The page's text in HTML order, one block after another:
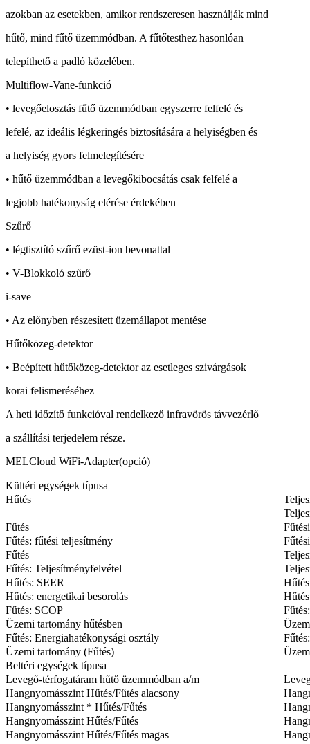
azokban az esetekben, amikor rendszeresen használják mind
hűtő, mind fűtő üzemmódban. A fűtőtesthez hasonlóan
telepíthető a padló közelében.
Multiflow-Vane-funkció
• levegőelosztás fűtő üzemmódban egyszerre felfelé és
lefelé, az ideális légkeringés biztosítására a helyiségben és
a helyiség gyors felmelegítésére
• hűtő üzemmódban a levegőkibocsátás csak felfelé a
legjobb hatékonyság elérése érdekében
Szűrő
• légtisztító szűrő ezüst-ion bevonattal
• V-Blokkoló szűrő
i-save
• Az előnyben részesített üzemállapot mentése
Hűtőközeg-detektor
• Beépített hűtőközeg-detektor az esetleges szivárgások
korai felismeréséhez
A heti időzítő funkcióval rendelkező infravörös távvezérlő
a szállítási terjedelem része.
MELCloud WiFi-Adapter(opció)
Kültéri egységek típusa
Hűtés
Fűtés
Fűtés: fűtési teljesítmény
Fűtés
Fűtés: Teljesítményfelvétel
Hűtés: SEER
Hűtés: energetikai besorolás
Fűtés: SCOP
Üzemi tartomány hűtésben
Fűtés: Energiahatékonysági osztály
Üzemi tartomány (Fűtés)
Beltéri egységek típusa
Levegő-térfogatáram hűtő üzemmódban a/m
Hangnyomásszint Hűtés/Fűtés alacsony
Hangnyomásszint * Hűtés/Fűtés
Hangnyomásszint Hűtés/Fűtés
Hangnyomásszint Hűtés/Fűtés magas